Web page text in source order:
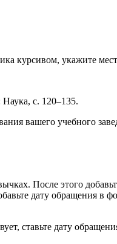
курсивом, укажите
с. 120–135.
вашего учебного
После этого
дату обращения в
ставьте дату